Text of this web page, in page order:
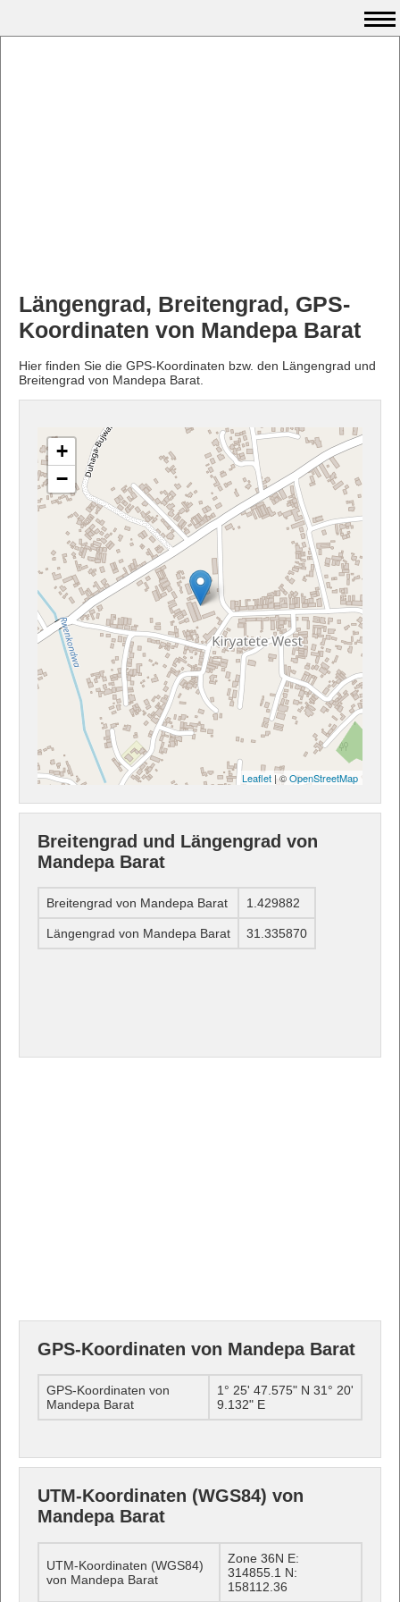
Längengrad, Breitengrad, GPS-
Koordinaten von Mandepa Barat
Hier finden Sie die GPS-Koordinaten bzw. den Längengrad und
Breitengrad von Mandepa Barat.
+
−
Leaflet | ©OpenStreetMap
Breitengrad und Längengrad von
Mandepa Barat
Breitengrad von Mandepa Barat 1.429882
Längengrad von Mandepa Barat 31.335870
GPS-Koordinaten von Mandepa Barat
GPS-Koordinaten von
Mandepa Barat
1° 25' 47.575" N 31° 20'
9.132" E
UTM-Koordinaten (WGS84) von
Mandepa Barat
UTM-Koordinaten (WGS84)
von Mandepa Barat
Zone 36N E:
314855.1 N:
158112.36